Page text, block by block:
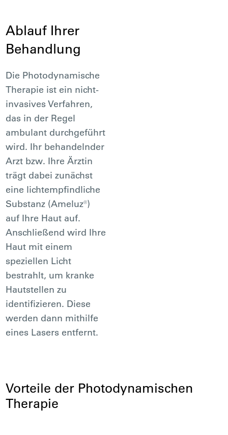
Ablauf Ihrer
Behandlung
Die Photodynamische
Therapie ist ein nicht-
invasives Verfahren,
das in der Regel
ambulant durchgeführt
wird. Ihr behandelnder
Arzt bzw. Ihre Ärztin
trägt dabei zunächst
eine lichtempfindliche
Substanz (Ameluz®)
auf Ihre Haut auf.
Anschließend wird Ihre
Haut mit einem
speziellen Licht
bestrahlt, um kranke
Hautstellen zu
identifizieren. Diese
werden dann mithilfe
eines Lasers entfernt.
Vorteile der Photodynamischen
Therapie